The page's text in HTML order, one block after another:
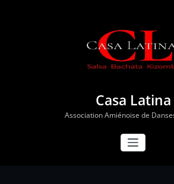
Casa Latina
Association Amiénoise de